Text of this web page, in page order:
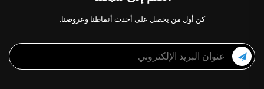
كن أول من يحصل على أحدث أنماطنا وعروضنا.